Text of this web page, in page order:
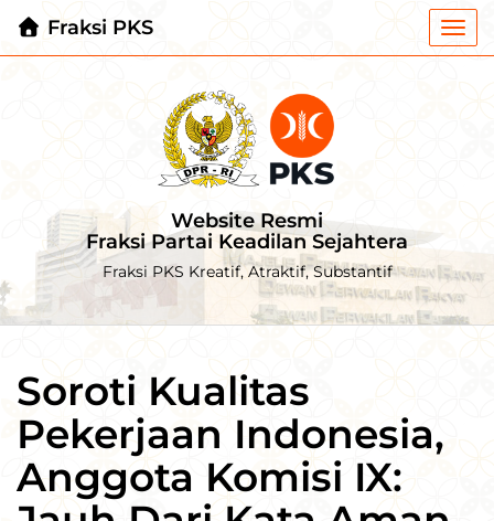
Fraksi PKS
Website Resmi
Fraksi Partai Keadilan Sejahtera
Fraksi PKS Kreatif, Atraktif, Substantif
Soroti Kualitas
Pekerjaan Indonesia,
Anggota Komisi IX: